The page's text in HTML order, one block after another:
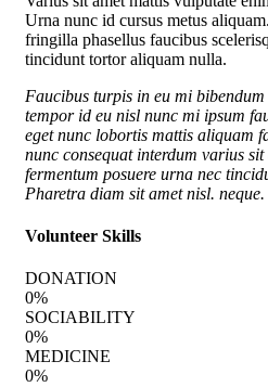
Urna nunc id cursus metus
fringilla phasellus faucibus
tincidunt tortor aliquam nulla.
Faucibus turpis in eu mi
tempor id eu nisl nunc mi ipsum
eget nunc lobortis mattis aliquam
nunc consequat interdum varius
fermentum posuere urna nec
Pharetra diam sit amet nisl. neque.
Volunteer Skills
DONATION
0%
SOCIABILITY
0%
MEDICINE
0%